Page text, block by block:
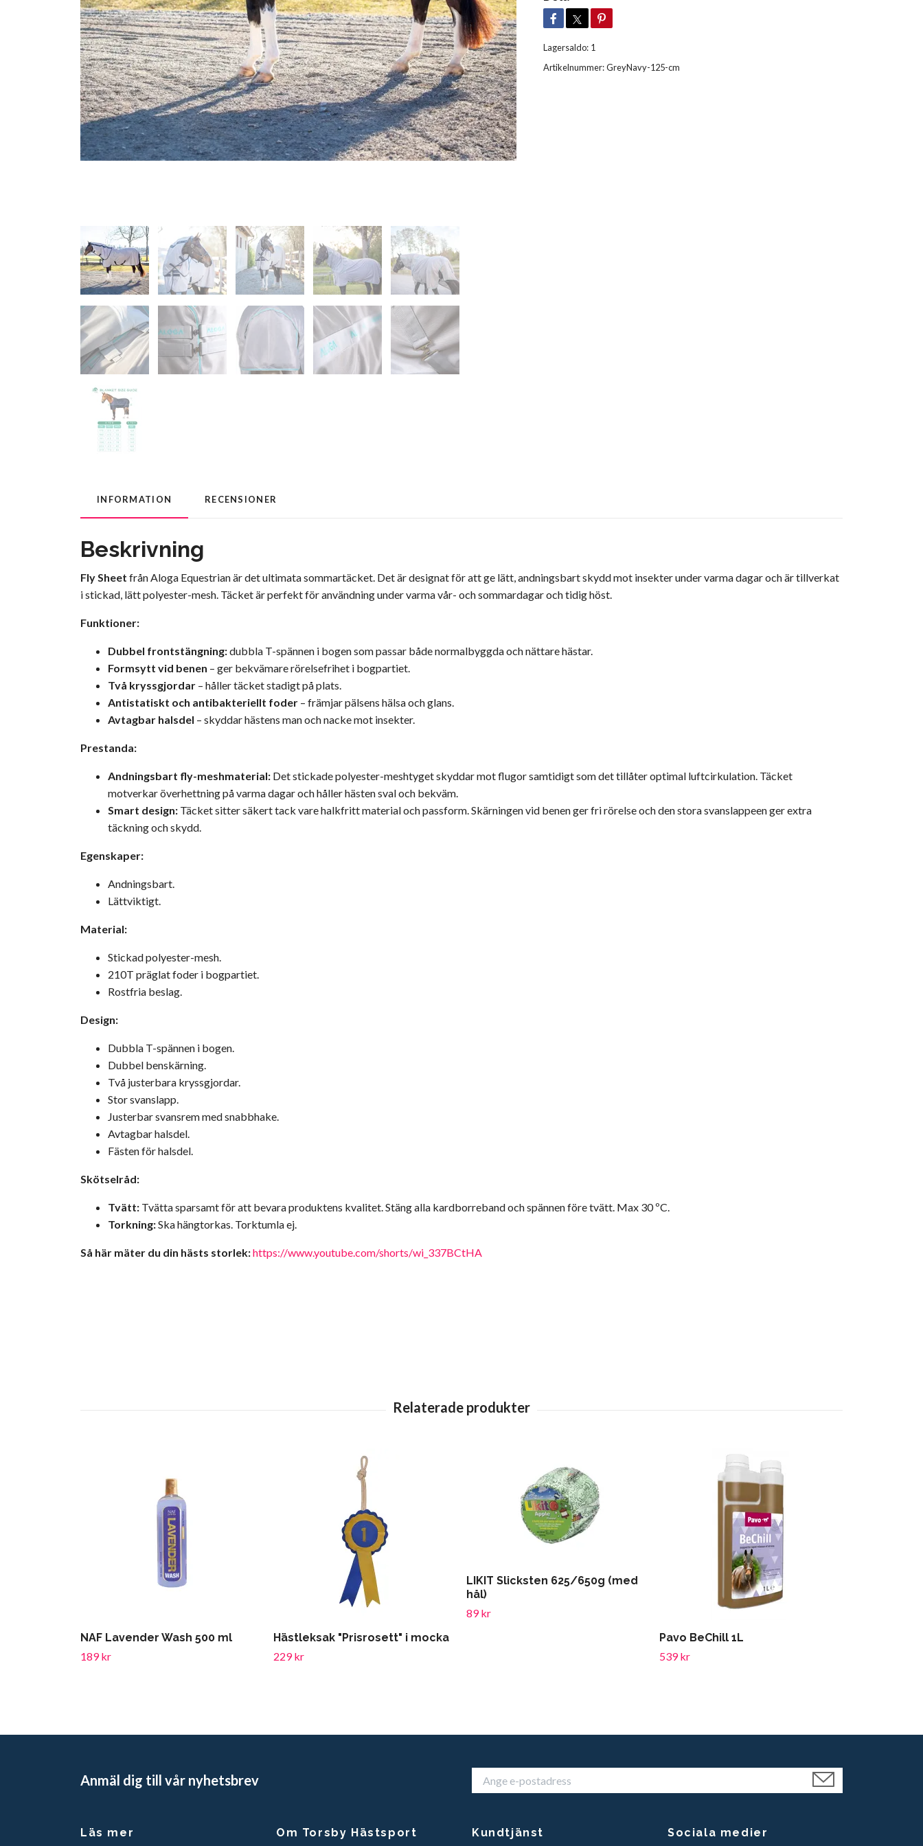
Lagersaldo: 1
Artikelnummer:GreyNavy-125-cm
INFORMATION RECENSIONER
Beskrivning
Fly Sheet från Aloga Equestrian är det ultimata sommartäcket. Det är designat för att ge lätt, andningsbart skydd mot insekter under varma dagar och är tillverkat
i stickad, lätt polyester-mesh. Täcket är perfekt för användning under varma vår- och sommardagar och tidig höst.
Funktioner:
Dubbel frontstängning:dubbla T-spännen i bogen som passar både normalbyggda och nättare hästar.
Formsytt vid benen – ger bekvämare rörelsefrihet i bogpartiet.
Två kryssgjordar – håller täcket stadigt på plats.
Antistatiskt och antibakteriellt foder – främjar pälsens hälsa och glans.
Avtagbar halsdel – skyddar hästens man och nacke mot insekter.
Prestanda:
Andningsbart fly-meshmaterial: Det stickade polyester-meshtyget skyddar mot flugor samtidigt som det tillåter optimal luftcirkulation. Täcket
motverkar överhettning på varma dagar och håller hästen sval och bekväm.
Smart design: Täcket sitter säkert tack vare halkfritt material och passform. Skärningen vid benen ger fri rörelse och den stora svanslappeen ger extra
täckning och skydd.
Egenskaper:
Andningsbart.
Lättviktigt.
Material:
Stickad polyester-mesh.
210T präglat foder i bogpartiet.
Rostfria beslag.
Design:
Dubbla T-spännen i bogen.
Dubbel benskärning.
Två justerbara kryssgjordar.
Stor svanslapp.
Justerbar svansrem med snabbhake.
Avtagbar halsdel.
Fästen för halsdel.
Skötselråd:
Tvätt: Tvätta sparsamt för att bevara produktens kvalitet. Stäng alla kardborreband och spännen före tvätt. Max 30 ºC.
Torkning:Ska hängtorkas. Torktumla ej.
Så här mäter du din hästs storlek:https://www.youtube.com/shorts/wi_337BCtHA
NAF Lavender Wash 500 ml
189 kr
Hästleksak "Prisrosett" i mocka
229 kr
LIKIT Slicksten 625/650g (med
hål)
89 kr
Pavo BeChill 1L
539 kr
Anmäl dig till vår nyhetsbrev
Läs mer Om Torsby Hästsport Kundtjänst Sociala medier